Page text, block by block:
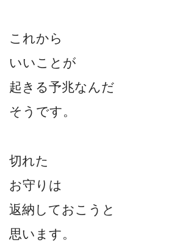
これから
いいことが
起きる予兆なんだ
そうです。
切れた
お守りは
返納しておこうと
思います。